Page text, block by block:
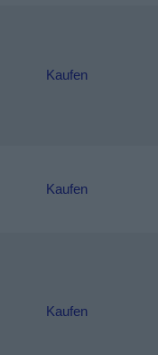
Kaufen
Kaufen
Kaufen